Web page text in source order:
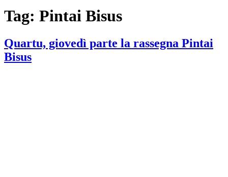
Tag: Pintai Bisus
Quartu, giovedì parte la rassegna Pintai
Bisus